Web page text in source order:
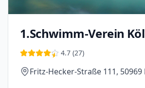
1.Schwimm-Verein
4.7 (27)
Fritz-Hecker-Straße 111, 50969